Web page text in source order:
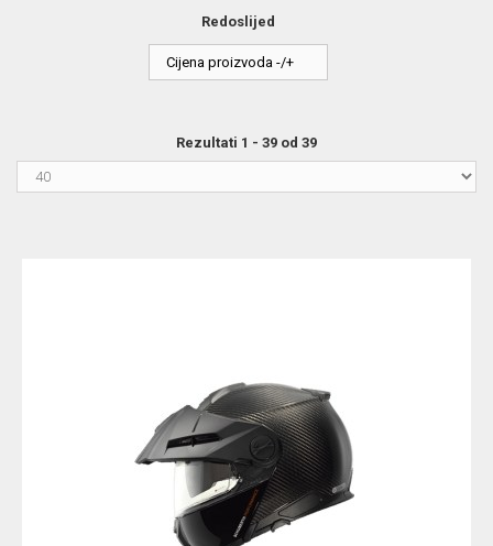
Redoslijed
Cijena proizvoda -/+
Rezultati 1 - 39 od 39